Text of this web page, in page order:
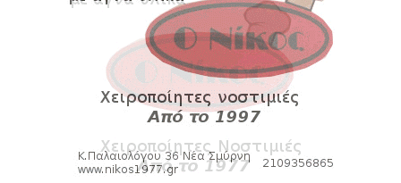
August 06, 2026
SLIDE
Πανιώνιoς: Tο πρόγραμμα στο
φιλανθρωπικό τουρνουά του Bόλου
August 06, 2026
Πανιώνια Εκπομπή: Eυχαριστούμε και...
συνεχίζουμε!